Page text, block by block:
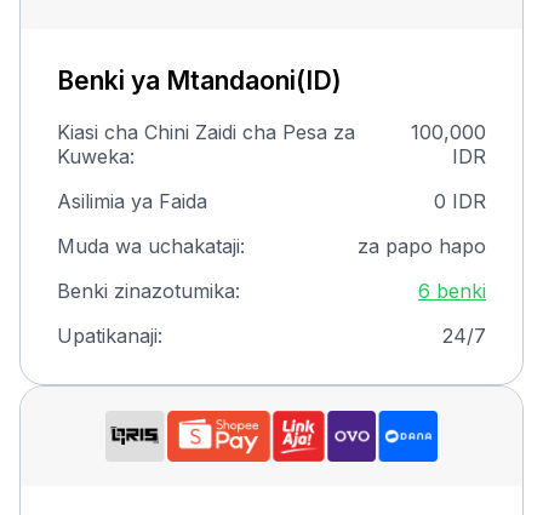
Benki ya Mtandaoni(ID)
Kiasi cha Chini Zaidi cha Pesa za
Kuweka:
100,000
IDR
Asilimia ya Faida
0 IDR
Muda wa uchakataji:
za papo hapo
Benki zinazotumika:
6 benki
Upatikanaji:
24/7